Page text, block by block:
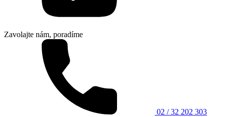
Zavolajte nám, poradíme
02 / 32 202 303